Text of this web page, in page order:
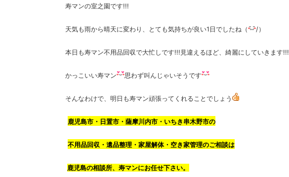
寿マンの室之園です!!!
天気も雨から晴天に変わり、とても気持ちが良い1日でしたね（ /）
本日も寿マン不用品回収で大忙しです!!!見違えるほど、綺麗にしていきます!!!
かっこいい寿マン 思わず叫んじゃいそうです
そんなわけで、明日も寿マン頑張ってくれることでしょう
鹿児島市・日置市・薩摩川内市・いちき串木野市の
不用品回収・遺品整理・家屋解体・空き家管理のご相談は
鹿児島の相談所、寿マンにお任せ下さい。